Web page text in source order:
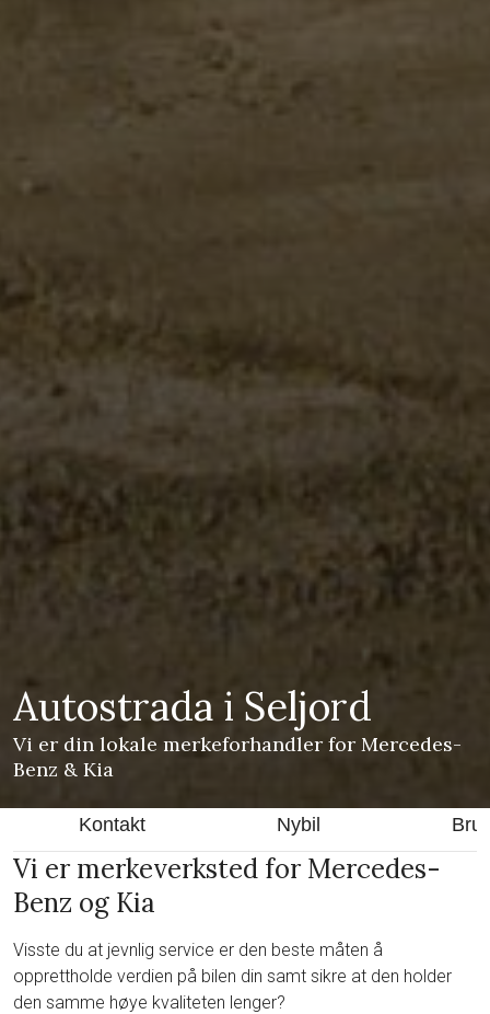
Autostrada i Seljord
Vi er din lokale merkeforhandler for Mercedes-
Benz & Kia
Kontakt Nybil
Vi er merkeverksted for Mercedes-
Benz og Kia
Visste du at jevnlig service er den beste måten å
opprettholde verdien på bilen din samt sikre at den holder
den samme høye kvaliteten lenger?